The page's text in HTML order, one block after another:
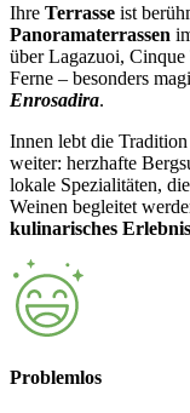
Ihre Terrasse ist
Panoramaterrassen
über Lagazuoi,
Ferne – besonders
Enrosadira.
Innen lebt die
weiter: herzhafte
lokale Spezialitäten,
Weinen begleitet
kulinarisches Erlebnis
Problemlos